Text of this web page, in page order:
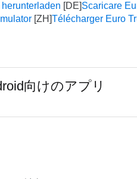
Scaricare
Télécharger Euro
向けのアプリ